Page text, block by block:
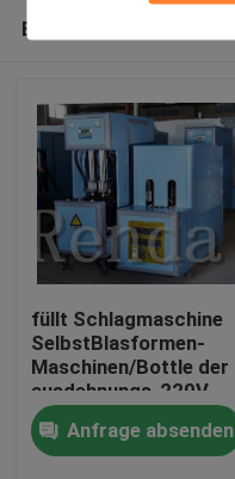
Empfohlene Produkte
füllt Schlagmaschine
SelbstBlasformen-
Maschinen/Bottle der
ausdehnungs-220V
für HAUSTIER
HAUSTIER Gebläse ab
Anfrage absenden